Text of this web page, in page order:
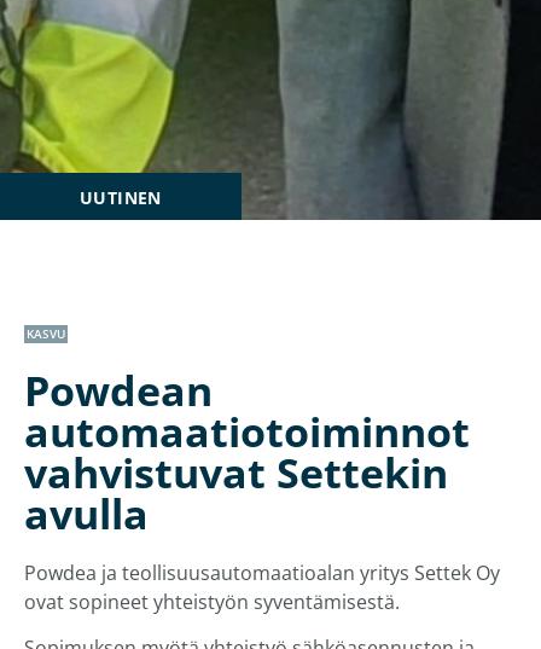
UUTINEN
KASVU
Powdean
automaatiotoiminnot
vahvistuvat Settekin
avulla
Powdea ja teollisuusautomaatioalan yritys Settek Oy
ovat sopineet yhteistyön syventämisestä.